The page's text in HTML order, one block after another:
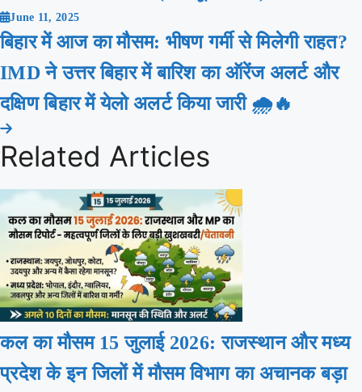
June 11, 2025
बिहार में आज का मौसम: भीषण गर्मी से मिलेगी राहत?
IMD ने उत्तर बिहार में बारिश का ऑरेंज अलर्ट और
दक्षिण बिहार में येलो अलर्ट किया जारी 🌧️🔥
Related Articles
कल का मौसम 15 जुलाई 2026: राजस्थान और मध्य
प्रदेश के इन जिलों में मौसम विभाग का अचानक बड़ा